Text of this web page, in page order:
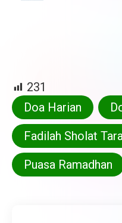
231
Doa Harian
Fadilah Sholat
Puasa Ramadhan